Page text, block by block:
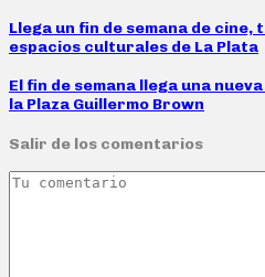
Llega un fin de semana de
espacios culturales de La Plata
El fin de semana llega una
la Plaza Guillermo Brown
Salir de los comentarios